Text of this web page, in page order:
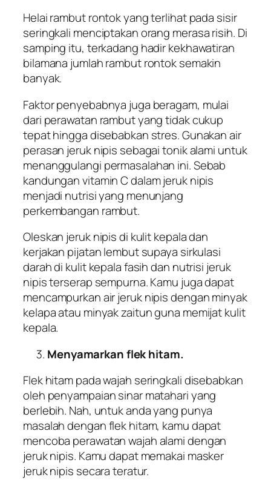
Helai rambut rontok yang terlihat pada sisir
seringkali menciptakan orang merasa risih. Di
samping itu, terkadang hadir kekhawatiran
bilamana jumlah rambut rontok semakin
banyak.
Faktor penyebabnya juga beragam, mulai
dari perawatan rambut yang tidak cukup
tepat hingga disebabkan stres. Gunakan air
perasan jeruk nipis sebagai tonik alami untuk
menanggulangi permasalahan ini. Sebab
kandungan vitamin C dalam jeruk nipis
menjadi nutrisi yang menunjang
perkembangan rambut.
Oleskan jeruk nipis di kulit kepala dan
kerjakan pijatan lembut supaya sirkulasi
darah di kulit kepala fasih dan nutrisi jeruk
nipis terserap sempurna. Kamu juga dapat
mencampurkan air jeruk nipis dengan minyak
kelapa atau minyak zaitun guna memijat kulit
kepala.
Menyamarkan flek hitam.
Flek hitam pada wajah seringkali disebabkan
oleh penyampaian sinar matahari yang
berlebih. Nah, untuk anda yang punya
masalah dengan flek hitam, kamu dapat
mencoba perawatan wajah alami dengan
jeruk nipis. Kamu dapat memakai masker
jeruk nipis secara teratur.